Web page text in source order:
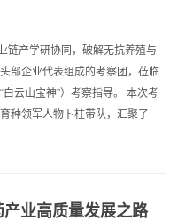
链产学研协同，破解无抗养殖与
部企业代表组成的考察团，莅临
云山宝神”）考察指导。 本次考
种领军人物卜柱带队，汇聚了
业高质量发展之路